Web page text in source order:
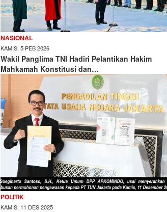
NASIONAL
KAMIS, 5 PEB 2026
Wakil Panglima TNI Hadiri Pelantikan Hakim
Mahkamah Konstitusi dan…
POLITIK
KAMIS, 11 DES 2025